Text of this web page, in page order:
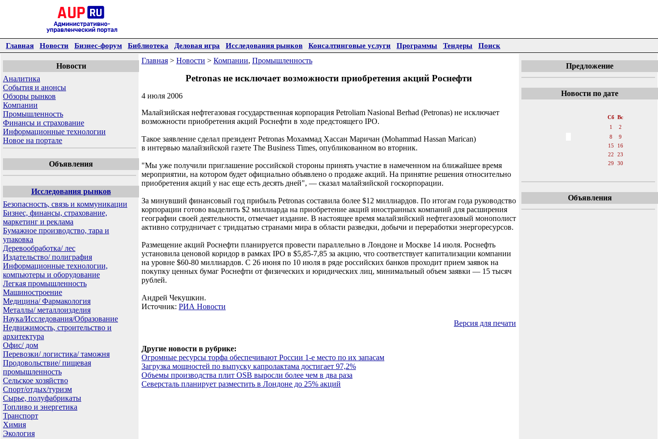
Главная Новости Бизнес-форум Библиотека Деловая игра Исследования рынков Консалтинговые услуги Программы Тендеры Поиск
Новости
Аналитика
События и анонсы
Обзоры рынков
Компании
Промышленность
Финансы и страхование
Информационные технологии
Новое на портале
Объявления
Исследования рынков
Безопасность, связь и коммуникации
Бизнес, финансы, страхование,
маркетинг и реклама
Бумажное производство, тара и
упаковка
Деревообработка/ лес
Издательство/ полиграфия
Информационные технологии,
компьютеры и оборудование
Легкая промышленность
Машиностроение
Медицина/ Фармакология
Металлы/ металлоизделия
Наука/Исследования/Образование
Недвижимость, строительство и
архитектура
Офис/ дом
Перевозки/ логистика/ таможня
Продовольствие/ пищевая
промышленность
Сельское хозяйство
Спорт/отдых/туризм
Сырье, полуфабрикаты
Топливо и энергетика
Транспорт
Химия
Экология
Главная > Новости > Компании, Промышленность
Petronas не исключает возможности приобретения акций Роснефти
4 июля 2006
Малайзийская нефтегазовая государственная корпорация Petroliam Nasional Berhad (Petronas) не исключает
возможности приобретения акций Роснефти в ходе предстоящего IPO.
Такое заявление сделал президент Petronas Мохаммад Хассан Маричан (Mohammad Hassan Marican)
в интервью малайзийской газете The Business Times, опубликованном во вторник.
"Мы уже получили приглашение российской стороны принять участие в намеченном на ближайшее время
мероприятии, на котором будет официально объявлено о продаже акций. На принятие решения относительно
приобретения акций у нас еще есть десять дней", — сказал малайзийской госкорпорации.
За минувший финансовый год прибыль Petronas составила более $12 миллиардов. По итогам года руководство
корпорации готово выделить $2 миллиарда на приобретение акций иностранных компаний для расширения
географии своей деятельности, отмечает издание. В настоящее время малайзийский нефтегазовый монополист
активно сотрудничает с тридцатью странами мира в области разведки, добычи и переработки энергоресурсов.
Размещение акций Роснефти планируется провести параллельно в Лондоне и Москве 14 июля. Роснефть
установила ценовой коридор в рамках IPO в $5,85-7,85 за акцию, что соответствует капитализации компании
на уровне $60-80 миллиардов. С 26 июня по 10 июля в ряде российских банков проходит прием заявок на
покупку ценных бумаг Роснефти от физических и юридических лиц, минимальный объем заявки — 15 тысяч
рублей.
Андрей Чекушкин.
Источник: РИА Новости
Версия для печати
Другие новости в рубрике:
Огромные ресурсы торфа обеспечивают России 1-е место по их запасам
Загрузка мощностей по выпуску капролактама достигает 97,2%
Объемы производства плит OSB выросли более чем в два раза
Северсталь планирует разместить в Лондоне до 25% акций
Предложение
Новости по дате
Сб Вс
1
2
8
9
15
16
22
23
29
30
Объявления